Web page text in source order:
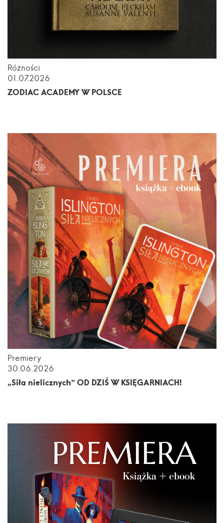
Różności
01.07.2026
ZODIAC ACADEMY W POLSCE
Premiery
30.06.2026
„Siła nielicznych” OD DZIŚ W KSIĘGARNIACH!